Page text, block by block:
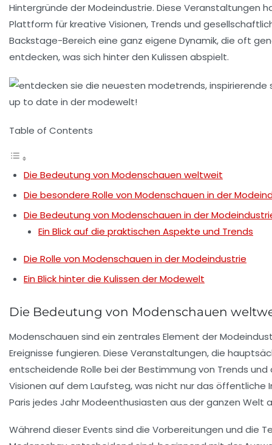
Hintergründe der Modeindustrie. Diese Veranstaltungen
Plattform für kreative Visionen, Trends und
Backstage-Bereich eine ganz eigene Dynamik, die oft
entdecken, was sich hinter den Kulissen abspielt.
Table of Contents
Die Bedeutung von Modenschauen weltweit
Die besondere Rolle von Modenschauen in der
Die Bedeutung von Modenschauen in der
Ein Blick auf die praktischen Aspekte und Trends
Die Rolle von Modenschauen in der Modeindustrie
Ein Blick hinter die Kulissen der Modewelt
Die Bedeutung von Modenschauen
Modenschauen sind ein zentrales Element der
Ereignisse fungieren. Diese Veranstaltungen, die
entscheidende Rolle bei derBestimmung von Trends und
Visionen auf dem Laufsteg, was nicht nur das
Paris jedes Jahr Modeenthusiasten aus der ganzen
Während dieser Events sind die Vorbereitungen und die